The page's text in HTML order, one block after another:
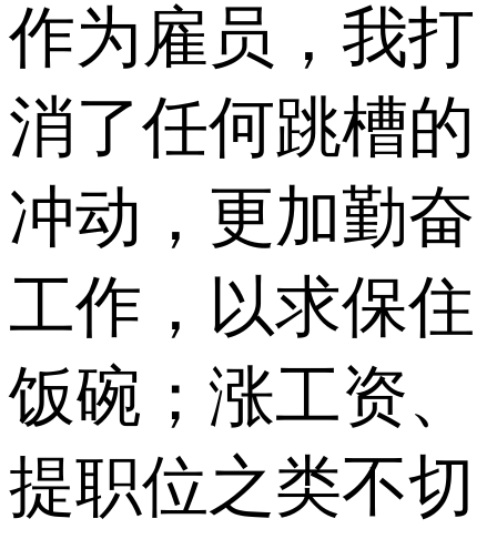
作为雇员，我打
消了任何跳槽的
冲动，更加勤奋
工作，以求保住
饭碗；涨工资、
提职位之类不切